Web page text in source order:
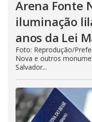
Arena Fonte
iluminação
anos da Lei
Foto: Reprodução/
Nova e outros
Salvador...